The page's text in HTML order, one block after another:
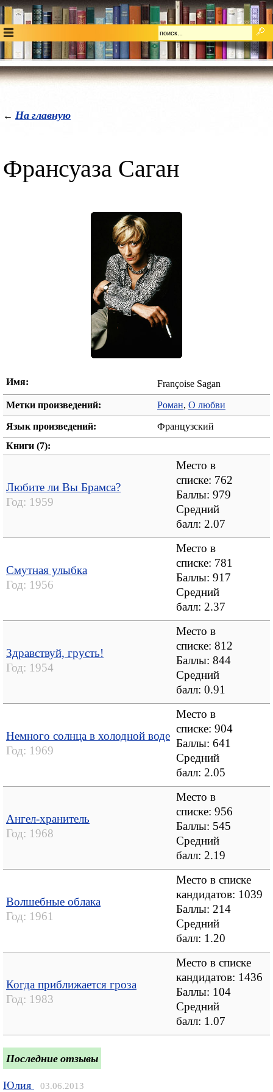
← На главную
Франсуаза Саган
Имя: Françoise Sagan
Метки произведений: Роман, О любви
Язык произведений:
Французский
Книги (7):
Любите ли Вы Брамса?
Год: 1959
Место в
списке: 762
Баллы: 979
Средний
балл: 2.07
Смутная улыбка
Год: 1956
Место в
списке: 781
Баллы: 917
Средний
балл: 2.37
Здравствуй, грусть!
Год: 1954
Место в
списке: 812
Баллы: 844
Средний
балл: 0.91
Немного солнца в холодной воде
Год: 1969
Место в
списке: 904
Баллы: 641
Средний
балл: 2.05
Ангел-хранитель
Год: 1968
Место в
списке: 956
Баллы: 545
Средний
балл: 2.19
Волшебные облака
Год: 1961
Место в списке
кандидатов: 1039
Баллы: 214
Средний
балл: 1.20
Когда приближается гроза
Год: 1983
Место в списке
кандидатов: 1436
Баллы: 104
Средний
балл: 1.07
Последние отзывы
Юлия 03.06.2013